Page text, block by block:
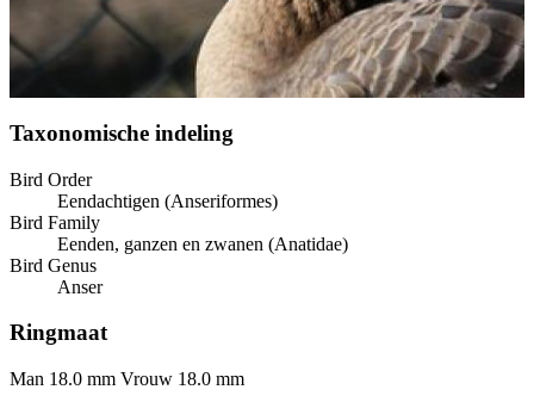
Taxonomische indeling
Bird Order
Eendachtigen (Anseriformes)
Bird Family
Eenden, ganzen en zwanen (Anatidae)
Bird Genus
Anser
Ringmaat
Man 18.0 mm Vrouw 18.0 mm